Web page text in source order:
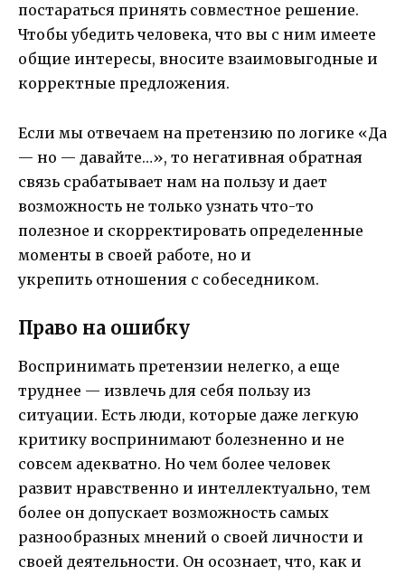
постараться принять совместное решение.
Чтобы убедить человека, что вы с ним имеете
общие интересы, вносите взаимовыгодные и
корректные предложения.
Если мы отвечаем на претензию по логике «Да
— но — давайте…», то негативная обратная
связь срабатывает нам на пользу и дает
возможность не только узнать что-то
полезное и скорректировать определенные
моменты в своей работе, но и
укрепить отношения с собеседником.
Право на ошибку
Воспринимать претензии нелегко, а еще
труднее — извлечь для себя пользу из
ситуации. Есть люди, которые даже легкую
критику воспринимают болезненно и не
совсем адекватно. Но чем более человек
развит нравственно и интеллектуально, тем
более он допускает возможность самых
разнообразных мнений о своей личности и
своей деятельности. Он осознает, что, как и